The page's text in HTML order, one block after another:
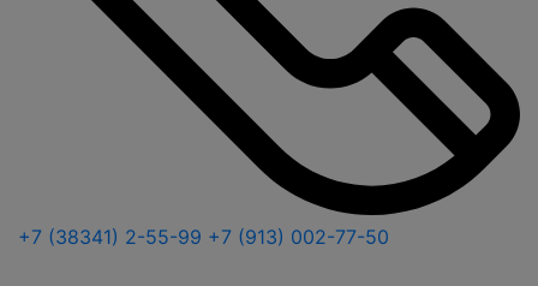
+7 (38341) 2-55-99 +7 (913) 002-77-50